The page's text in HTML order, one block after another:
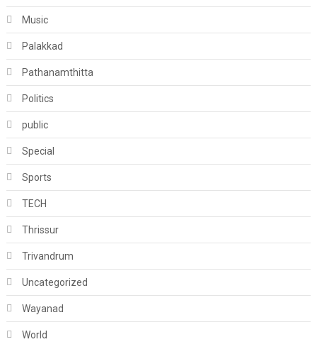
Music
Palakkad
Pathanamthitta
Politics
public
Special
Sports
TECH
Thrissur
Trivandrum
Uncategorized
Wayanad
World